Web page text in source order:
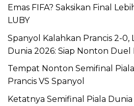
Emas FIFA? Saksikan Final
LUBY
Spanyol Kalahkan Prancis 2-0,
Dunia 2026: Siap Nonton
Tempat Nonton Semifinal
Prancis VS Spanyol
Ketatnya Semifinal Piala Dunia